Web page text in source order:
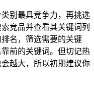
别最具竞争力，再挑选
竞品并查看其关键词列
名，筛选需要的关键
前的关键词。但切记热
越大，所以初期建议你